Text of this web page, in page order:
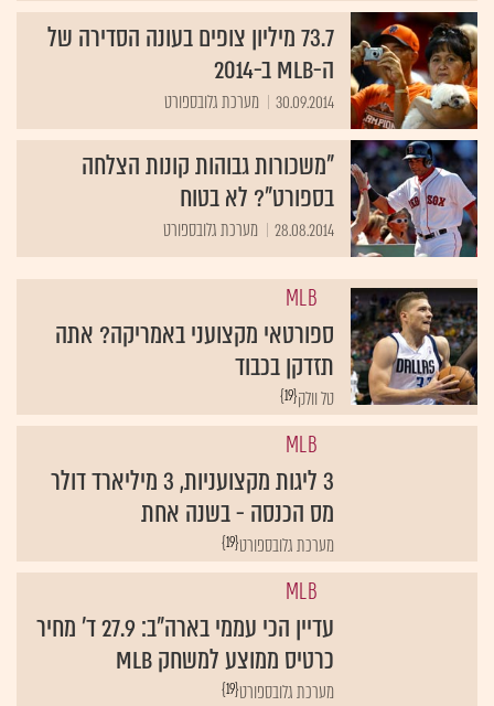
73.7 מיליון צופים בעונה הסדירה של
ה-MLB ב-2014
30.09.2014 מערכת גלובספורט
"משכורות גבוהות קונות הצלחה
בספורט"? לא בטוח
28.08.2014 מערכת גלובספורט
MLB
ספורטאי מקצועני באמריקה? אתה
תזדקן בכבוד
{19}טל וולק
MLB
3 ליגות מקצועניות, 3 מיליארד דולר
מס הכנסה - בשנה אחת
{19}מערכת גלובספורט
MLB
עדיין הכי עממי בארה"ב: 27.9 ד' מחיר
כרטיס ממוצע למשחק MLB
{19}מערכת גלובספורט